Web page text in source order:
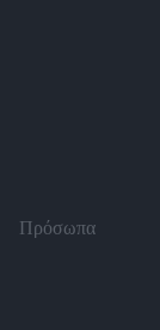
Πρόσωπα